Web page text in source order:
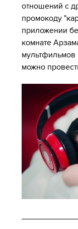
отношений с
промокоду
приложении
комнате
мультфильмов
можно